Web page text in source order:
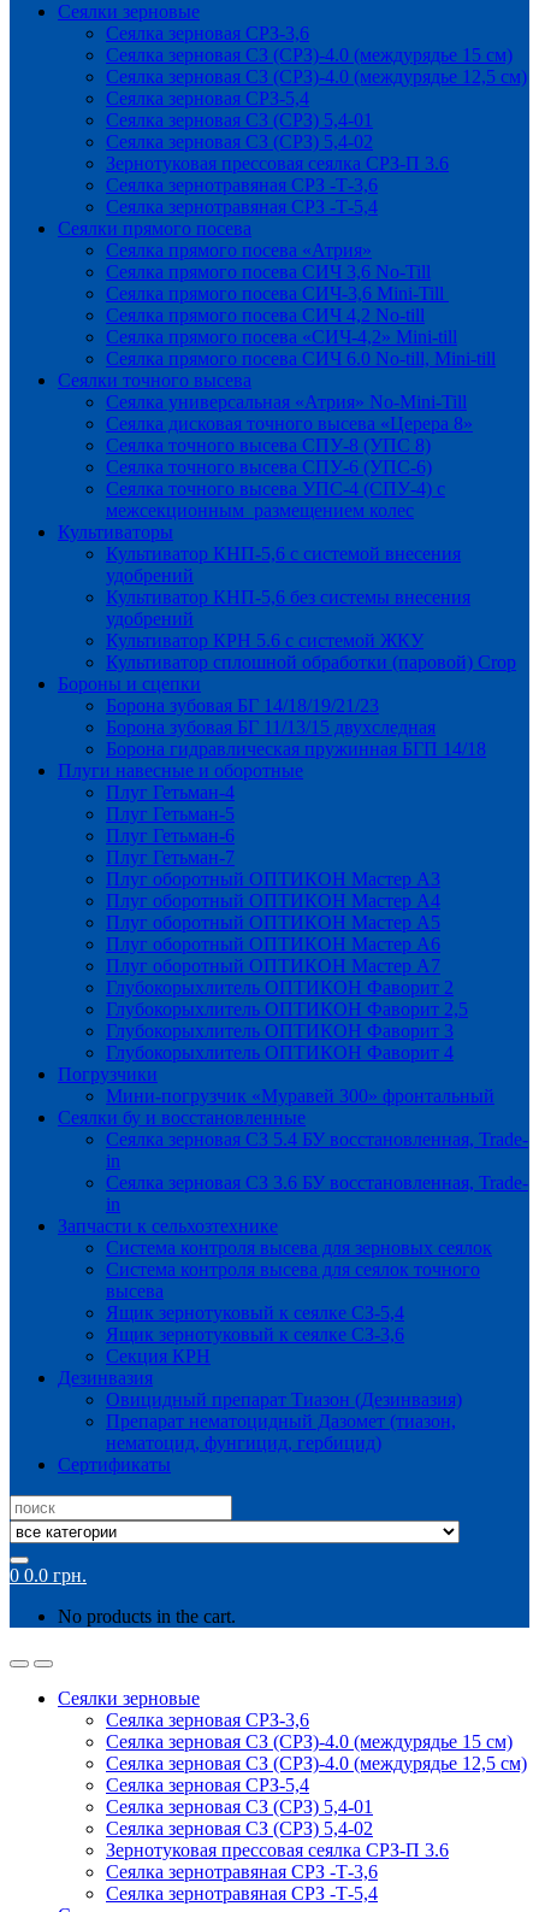
Сеялки зерновые
Сеялка зерновая СРЗ-3,6
Сеялка зерновая СЗ (СРЗ)-4.0 (междурядье 15 см)
Сеялка зерновая СЗ (СРЗ)-4.0 (междурядье 12,5 см)
Сеялка зерновая СРЗ-5,4
Сеялка зерновая СЗ (СРЗ) 5,4-01
Сеялка зерновая СЗ (СРЗ) 5,4-02
Зернотуковая прессовая сеялка СРЗ-П 3.6
Сеялка зернотравяная СРЗ -Т-3,6
Сеялка зернотравяная СРЗ -Т-5,4
Сеялки прямого посева
Сеялка прямого посева «Атрия»
Сеялка прямого посева СИЧ 3,6 No-Till
Сеялка прямого посева СИЧ-3,6 Mini-Till
Сеялка прямого посева СИЧ 4,2 No-till
Сеялка прямого посева «СИЧ-4,2» Mini-till
Сеялка прямого посева СИЧ 6.0 No-till, Mini-till
Сеялки точного высева
Сеялка универсальная «Атрия» No-Mini-Till
Сеялка дисковая точного высева «Церера 8»
Сеялка точного высева СПУ-8 (УПС 8)
Сеялка точного высева СПУ-6 (УПС-6)
Сеялка точного высева УПС-4 (СПУ-4) с
межсекционным размещением колес
Культиваторы
Культиватор КНП-5,6 с системой внесения
удобрений
Культиватор КНП-5,6 без системы внесения
удобрений
Культиватор КРН 5.6 с системой ЖКУ
Культиватор сплошной обработки (паровой) Crop
Бороны и сцепки
Борона зубовая БГ 14/18/19/21/23
Борона зубовая БГ 11/13/15 двухследная
Борона гидравлическая пружинная БГП 14/18
Плуги навесные и оборотные
Плуг Гетьман-4
Плуг Гетьман-5
Плуг Гетьман-6
Плуг Гетьман-7
Плуг оборотный ОПТИКОН Мастер А3
Плуг оборотный ОПТИКОН Мастер А4
Плуг оборотный ОПТИКОН Мастер А5
Плуг оборотный ОПТИКОН Мастер А6
Плуг оборотный ОПТИКОН Мастер А7
Глубокорыхлитель ОПТИКОН Фаворит 2
Глубокорыхлитель ОПТИКОН Фаворит 2,5
Глубокорыхлитель ОПТИКОН Фаворит 3
Глубокорыхлитель ОПТИКОН Фаворит 4
Погрузчики
Мини-погрузчик «Муравей 300» фронтальный
Сеялки бу и восстановленные
Сеялка зерновая СЗ 5.4 БУ восстановленная, Trade-
in
Сеялка зерновая СЗ 3.6 БУ восстановленная, Trade-
in
Запчасти к сельхозтехнике
Система контроля высева для зерновых сеялок
Система контроля высева для сеялок точного
высева
Ящик зернотуковый к сеялке СЗ-5,4
Ящик зернотуковый к сеялке СЗ-3,6
Секция КРН
Дезинвазия
Овицидный препарат Тиазон (Дезинвазия)
Препарат нематоцидный Дазомет (тиазон,
нематоцид, фунгицид, гербицид)
Сертификаты
Search
for:
0 0.0 грн.
No products in the cart.
Сеялки зерновые
Сеялка зерновая СРЗ-3,6
Сеялка зерновая СЗ (СРЗ)-4.0 (междурядье 15 см)
Сеялка зерновая СЗ (СРЗ)-4.0 (междурядье 12,5 см)
Сеялка зерновая СРЗ-5,4
Сеялка зерновая СЗ (СРЗ) 5,4-01
Сеялка зерновая СЗ (СРЗ) 5,4-02
Зернотуковая прессовая сеялка СРЗ-П 3.6
Сеялка зернотравяная СРЗ -Т-3,6
Сеялка зернотравяная СРЗ -Т-5,4